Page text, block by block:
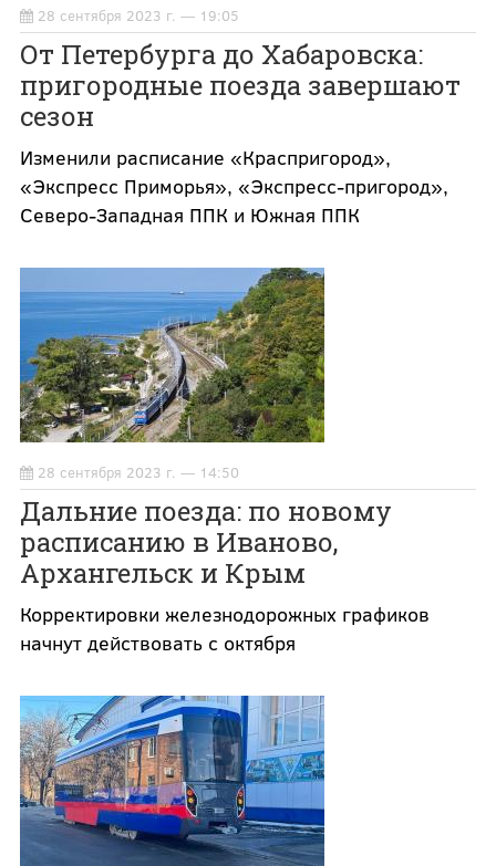
28 сентября 2023 г. — 19:05
От Петербурга до Хабаровска:
пригородные поезда завершают
сезон
Изменили расписание «Краспригород»,
«Экспресс Приморья», «Экспресс-пригород»,
Северо-Западная ППК и Южная ППК
28 сентября 2023 г. — 14:50
Дальние поезда: по новому
расписанию в Иваново,
Архангельск и Крым
Корректировки железнодорожных графиков
начнут действовать с октября